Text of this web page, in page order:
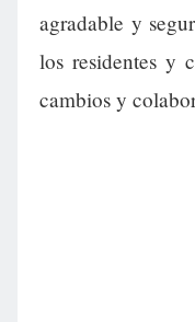
agradable y
los residentes y
cambios y